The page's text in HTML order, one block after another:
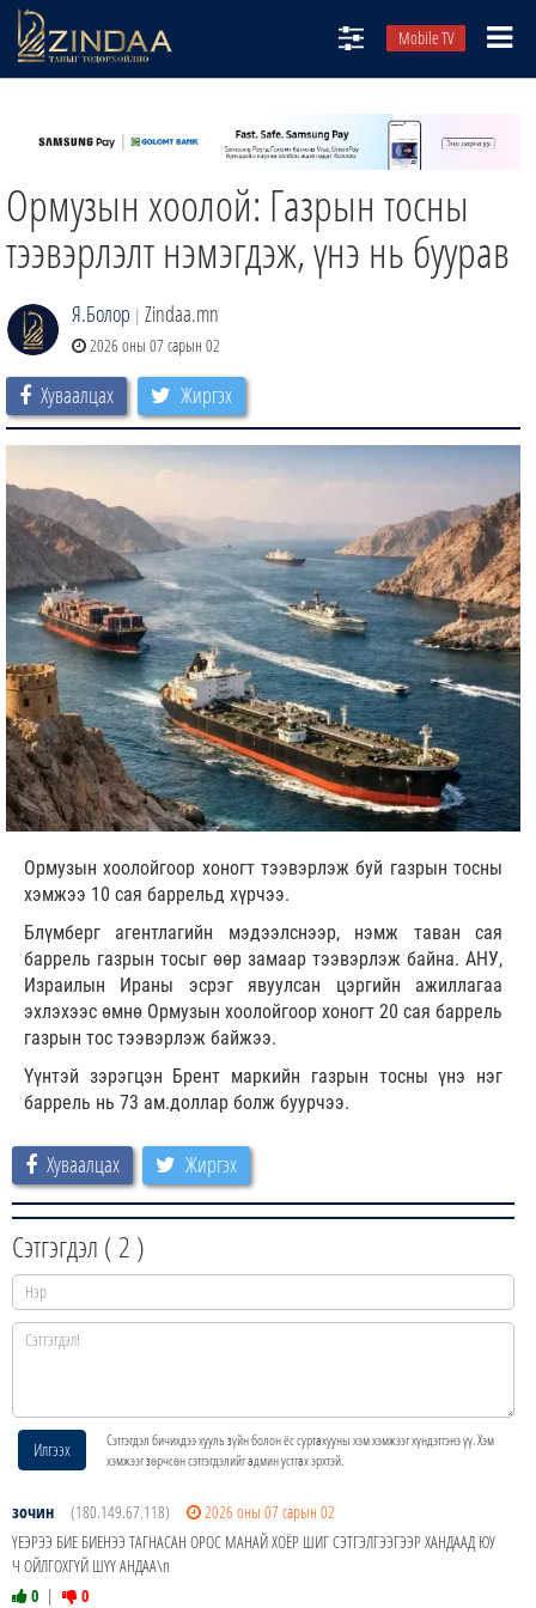
Mobile TV
ТВ8
ӨГЛӨӨНИЙ СОНИН
АУДИО ЗОХИОЛ
ЗИНДАА СЭТГҮҮЛ
Ормузын хоолой: Газрын тосны
тээвэрлэлт нэмэгдэж, үнэ нь буурав
Я.Болор | Zindaa.mn
2026 оны 07 сарын 02
Хуваалцах Жиргэх
Ормузын хоолойгоор хоногт тээвэрлэж буй газрын тосны
хэмжээ 10 сая баррельд хүрчээ.
Блүмберг агентлагийн мэдээлснээр, нэмж таван сая
баррель газрын тосыг өөр замаар тээвэрлэж байна. АНУ,
Израилын Ираны эсрэг явуулсан цэргийн ажиллагаа
эхлэхээс өмнө Ормузын хоолойгоор хоногт 20 сая баррель
газрын тос тээвэрлэж байжээ.
Үүнтэй зэрэгцэн Брент маркийн газрын тосны үнэ нэг
баррель нь 73 ам.доллар болж буурчээ.
Хуваалцах Жиргэх
Сэтгэгдэл (2 )
Илгээх
Сэтгэгдэл бичихдээ хууль зүйн болон ёс суртахууны хэм хэмжээг хүндэтгэнэ үү. Хэм
хэмжээг зөрчсөн сэтгэгдэлийг админ устгах эрхтэй.
зочин (180.149.67.118)
2026 оны 07 сарын 02
ҮЕЭРЭЭ БИЕ БИЕНЭЭ ТАГНАСАН ОРОС МАНАЙ ХОЁР ШИГ СЭТГЭЛГЭЭГЭЭР ХАНДААД ЮУ
Ч ОЙЛГОХГҮЙ ШҮҮ АНДАА\n
0 | 0